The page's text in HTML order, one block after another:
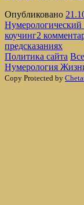
Опубликовано
Нумерологический
коучинг2
предсказаниях
Политика сайта
Нумерология
Copy Protected by